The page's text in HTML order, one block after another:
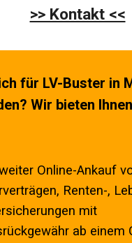
>> Kontakt <<
für LV-Buster in
Wir bieten
Online-Ankauf
Renten-,
mit
ab einem